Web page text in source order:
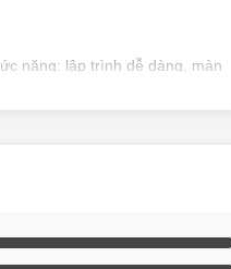
năng: lập trình dễ dàng, màn
điều khiển tương tự như
linh hoạt và dễ sử dụng với 29